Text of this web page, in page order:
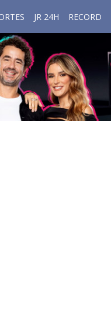
JR 24H RECORD